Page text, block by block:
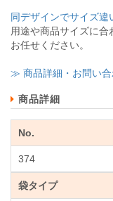
同デザインでサイズ違
用途や商品サイズに合
お任せください。
≫ 商品詳細・お問い合
商品詳細
No.
374
袋タイプ